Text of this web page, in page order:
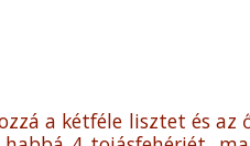
a kétféle lisztet és